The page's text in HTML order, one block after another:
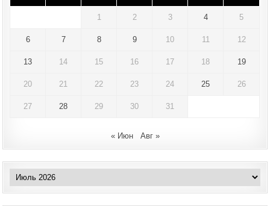
1 2 3 4 5
6 7 8 9 10 11 12
13 14 15 16 17 18 19
20 21 22 23 24 25 26
27 28 29 30 31
« Июн Авг »
Архивы